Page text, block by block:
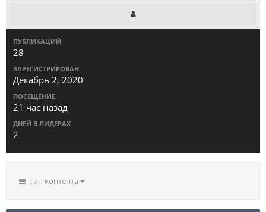
ПУБЛИКАЦИЙ
28
ЗАРЕГИСТРИРОВАН
Декабрь 2, 2020
ПОСЕЩЕНИЕ
21 час назад
ДНЕЙ В ЛИДЕРАХ
2
Тип контента